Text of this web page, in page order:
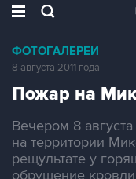
ФОТОГАЛЕРЕИ
8 августа 2011 года
Пожар на
Вечером 8
на территории
рещультате у
обрушение